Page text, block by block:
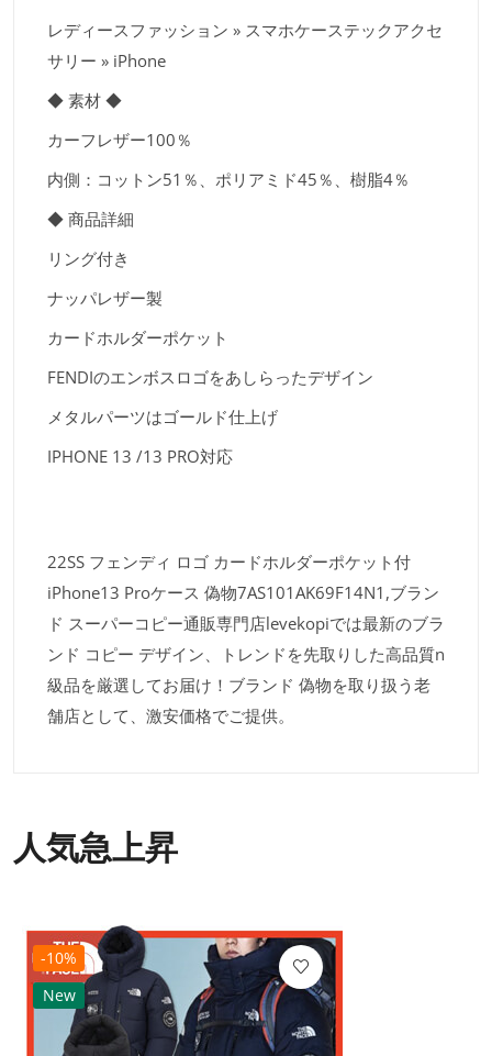
レディースファッション » スマホケーステックアクセ
サリー » iPhone
◆ 素材 ◆
カーフレザー100％
内側：コットン51％、ポリアミド45％、樹脂4％
◆ 商品詳細
リング付き
ナッパレザー製
カードホルダーポケット
FENDIのエンボスロゴをあしらったデザイン
メタルパーツはゴールド仕上げ
IPHONE 13 /13 PRO対応
22SS フェンディ ロゴ カードホルダーポケット付
iPhone13 Proケース 偽物7AS101AK69F14N1,ブラン
ド スーパーコピー通販専門店levekopiでは最新のブラ
ンド コピー デザイン、トレンドを先取りした高品質n
級品を厳選してお届け！ブランド 偽物を取り扱う老
舗店として、激安価格でご提供。
人気急上昇
-10%
New